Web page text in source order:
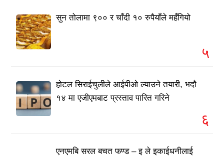
सुन तोलामा ९०० र चाँदी १० रुपैयाँले महँगियो
५
होटल सिराईचुलीले आईपीओ ल्याउने तयारी, भदौ
१४ मा एजीएमबाट प्रस्ताव पारित गरिने
६
एनएमबि सरल बचत फण्ड – इ ले इकाईधनीलाई